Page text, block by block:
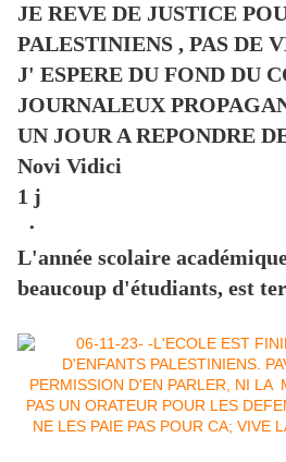
JE REVE DE JUSTICE
PALESTINIENS , PAS DE
J' ESPERE DU FOND DU
JOURNALEUX
UN JOUR A REPONDRE
Novi Vidici
1 j
·
L'année scolaire
beaucoup d'étudiants, est